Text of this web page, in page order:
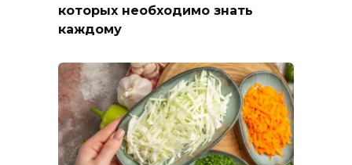
которых необходимо знать
каждому